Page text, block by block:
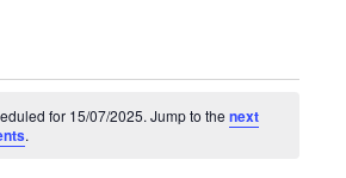
for 15/07/2025. Jump to the next
.